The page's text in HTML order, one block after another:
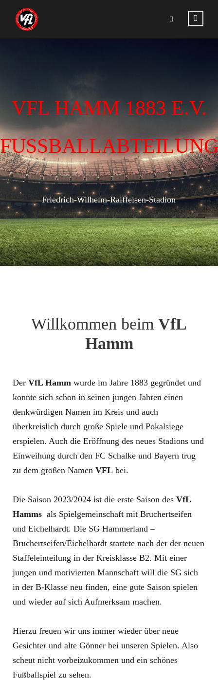
VFL HAMM 1883 E.V.
FUSSBALLABTEILUNG
Friedrich-Wilhelm-Raiffeisen-Stadion
Willkommen beim VfL
Hamm
Der VfL Hamm wurde im Jahre 1883 gegründet und
konnte sich schon in seinen jungen Jahren einen
denkwürdigen Namen im Kreis und auch
überkreislich durch große Spiele und Pokalsiege
erspielen. Auch die Eröffnung des neues Stadions und
Einweihung durch den FC Schalke und Bayern trug
zu dem großen Namen VFL bei.
Die Saison 2023/2024 ist die erste Saison des VfL
Hamms als Spielgemeinschaft mit Bruchertseifen
und Eichelhardt. Die SG Hammerland –
Bruchertseifen/Eichelhardt startete nach der der neuen
Staffeleinteilung in der Kreisklasse B2. Mit einer
jungen und motivierten Mannschaft will die SG sich
in der B-Klasse neu finden, eine gute Saison spielen
und wieder auf sich Aufmerksam machen.
Hierzu freuen wir uns immer wieder über neue
Gesichter und alte Gönner bei unseren Spielen. Also
scheut nicht vorbeizukommen und ein schönes
Fußballspiel zu sehen.